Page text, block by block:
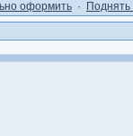
оформить · Поднять